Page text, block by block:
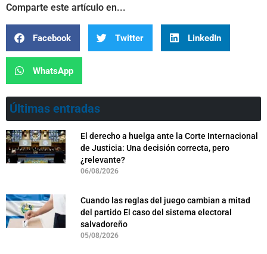
Comparte este artículo en...
Facebook Twitter LinkedIn
WhatsApp
Últimas entradas
El derecho a huelga ante la Corte Internacional
de Justicia: Una decisión correcta, pero
¿relevante?
06/08/2026
Cuando las reglas del juego cambian a mitad
del partido El caso del sistema electoral
salvadoreño
05/08/2026